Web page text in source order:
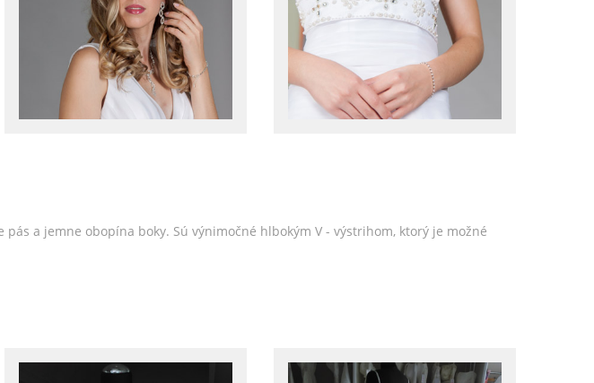
a jemne obopína boky. Sú výnimočné hlbokým V - výstrihom, ktorý je možné